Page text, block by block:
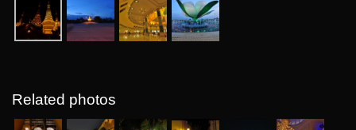
Related photos